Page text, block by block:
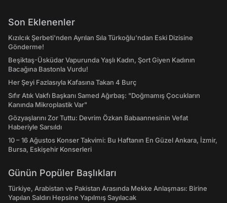
Son Eklenenler
Kızılcık Şerbeti'nden Ayrılan Sıla Türkoğlu'ndan Eski Dizisine
Gönderme!
Beşiktaş-Üsküdar Vapurunda Yaşlı Kadın, Şort Giyen Kadının
Bacağına Bastonla Vurdu!
Her Şeyi Fazlasıyla Kafasına Takan 4 Burç
Sıfır Atık Vakfı Başkanı Samed Ağırbaş: "Doğmamış Çocukların
Kanında Mikroplastik Var"
Gözyaşlarını Zor Tuttu: Devrim Özkan Babaannesinin Vefat
Haberiyle Sarsıldı
10 – 16 Ağustos Konser Takvimi: Bu Haftanın En Güzel Ankara, İzmir,
Bursa, Eskişehir Konserleri
Günün Popüler Başlıkları
Türkiye, Arabistan ve Pakistan Arasında Mekke Anlaşması: Birine
Yapılan Saldırı Hepsine Yapılmış Sayılacak